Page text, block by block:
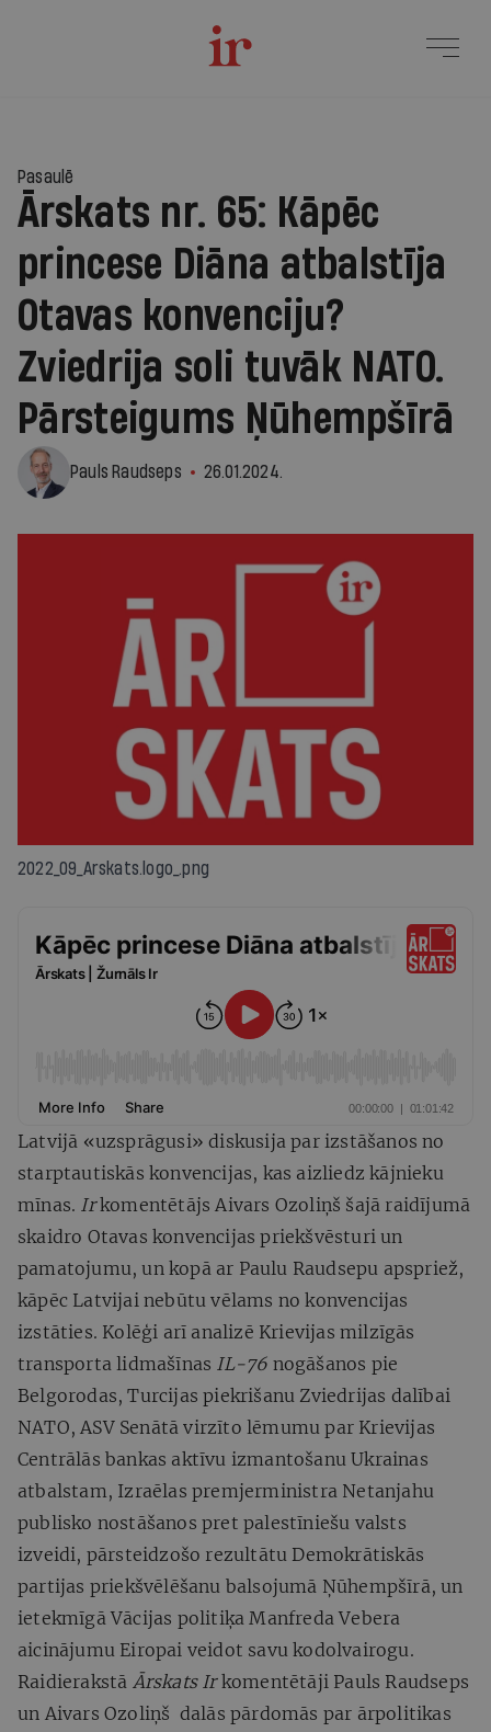
Pasaulē
Ārskats nr. 65: Kāpēc
princese Diāna atbalstīja
Otavas konvenciju?
Zviedrija soli tuvāk NATO.
Pārsteigums Ņūhempšīrā
Pauls Raudseps 26.01.2024.
2022_09_Arskats.logo_.png
Latvijā «uzsprāgusi» diskusija par izstāšanos no
starptautiskās konvencijas, kas aizliedz kājnieku
mīnas. Irkomentētājs Aivars Ozoliņš šajā raidījumā
skaidro Otavas konvencijas priekšvēsturi un
pamatojumu, un kopā ar Paulu Raudsepu apspriež,
kāpēc Latvijai nebūtu vēlams no konvencijas
izstāties. Kolēģi arī analizē Krievijas milzīgās
transporta lidmašīnas IL-76 nogāšanos pie
Belgorodas, Turcijas piekrišanu Zviedrijas dalībai
NATO, ASV Senātā virzīto lēmumu par Krievijas
Centrālās bankas aktīvu izmantošanu Ukrainas
atbalstam, Izraēlas premjerministra Netanjahu
publisko nostāšanos pret palestīniešu valsts
izveidi, pārsteidzošo rezultātu Demokrātiskās
partijas priekšvēlēšanu balsojumā Ņūhempšīrā, un
ietekmīgā Vācijas politiķa Manfreda Vebera
aicinājumu Eiropai veidot savu kodolvairogu.
Raidierakstā Ārskats Irkomentētāji Pauls Raudseps
un Aivars Ozoliņš dalās pārdomās par ārpolitikas